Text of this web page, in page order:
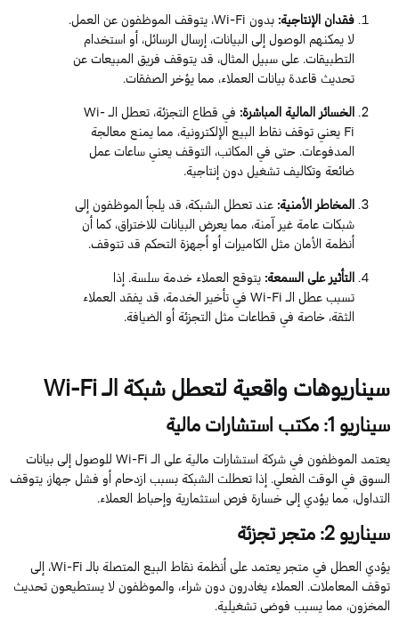
فقدان الإنتاجية:بدونWi-Fi، يتوقف الموظفون عن العمل.
لا يمكنهم الوصول إلى البيانات، إرسال الرسائل، أو استخدام
التطبيقات. على سبيل المثال، قد يتوقففريق المبيعات عن
تحديث قاعدة بيانات العملاء، مما يؤخر الصفقات.
الخسائر المالية المباشرة: في قطاع التجزئة،تعطل الـWi-
Fiيعنيتوقف نقاط البيع الإلكترونية، مما يمنع معالجة
المدفوعات. حتى في المكاتب، التوقف يعني ساعات عمل
ضائعة وتكاليف تشغيل دون إنتاجية.
المخاطر الأمنية:عند تعطل الشبكة، قد يلجأ الموظفون إلى
شبكات عامة غير آمنة، مما يعرض البيانات للاختراق،كما أن
أنظمة الأمان مثل الكاميرات أو أجهزة التحكم قد تتوقف.
التأثير على السمعة:يتوقعالعملاء خدمة سلسة. إذا
تسببعطل الـWi-Fiفي تأخير الخدمة، قد يفقد العملاء
الثقة، خاصة في قطاعات مثل التجزئة أو الضيافة.
سيناريوهات واقعية لتعطلشبكة الـWi-Fi
سيناريو1: مكتب استشارات مالية
يعتمدالموظفون فيشركة استشارات ماليةعلى الـWi-Fiللوصول إلى بيانات
السوق في الوقت الفعلي. إذا تعطلت الشبكة بسبب ازدحام أو فشل جهاز، يتوقف
التداول، مما يؤدي إلى خسارة فرص استثمارية وإحباط العملاء.
سيناريو2: متجر تجزئة
يؤدي العطلفي متجر يعتمد على أنظمة نقاط البيع المتصلة بالـWi-Fi، إلى
توقف المعاملات. العملاء يغادرون دون شراء، والموظفون لا يستطيعون تحديث
المخزون، مما يسبب فوضى تشغيلية.